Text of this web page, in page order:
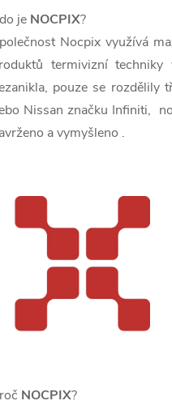
je NOCPIX?
Nocpix využívá
termivizní
pouze se rozdělily
Nissan značku Infiniti,
a vymyšleno .
NOCPIX?